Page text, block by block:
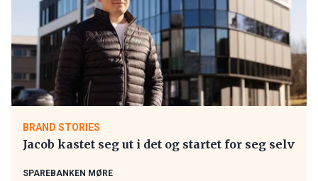
BRAND STORIES
Jacob kastet seg ut i det og startet for seg selv
SPAREBANKEN MØRE